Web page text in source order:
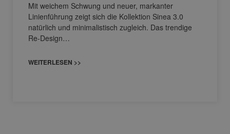
Mit weichem Schwung und neuer, markanter
Linienführung zeigt sich die Kollektion Sinea 3.0
natürlich und minimalistisch zugleich. Das trendige
Re-Design…
WEITERLESEN >>